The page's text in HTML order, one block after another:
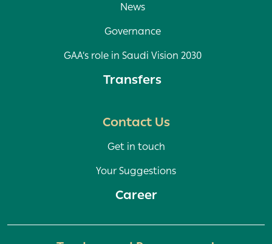
News
Governance
GAA’s role in Saudi Vision 2030
Transfers
Contact Us
Get in touch
Your Suggestions
Career